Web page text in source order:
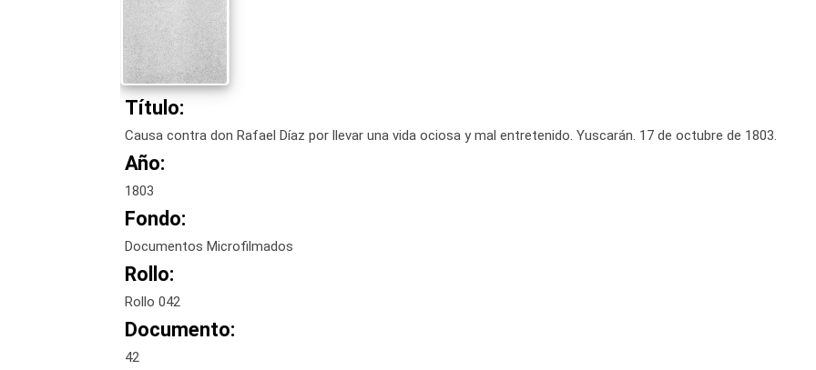
Título:
Causa contra don Rafael Díaz por llevar una vida ociosa y mal entretenido. Yuscarán. 17 de octubre de 1803.
Año:
1803
Fondo:
Documentos Microfilmados
Rollo:
Rollo 042
Documento:
42